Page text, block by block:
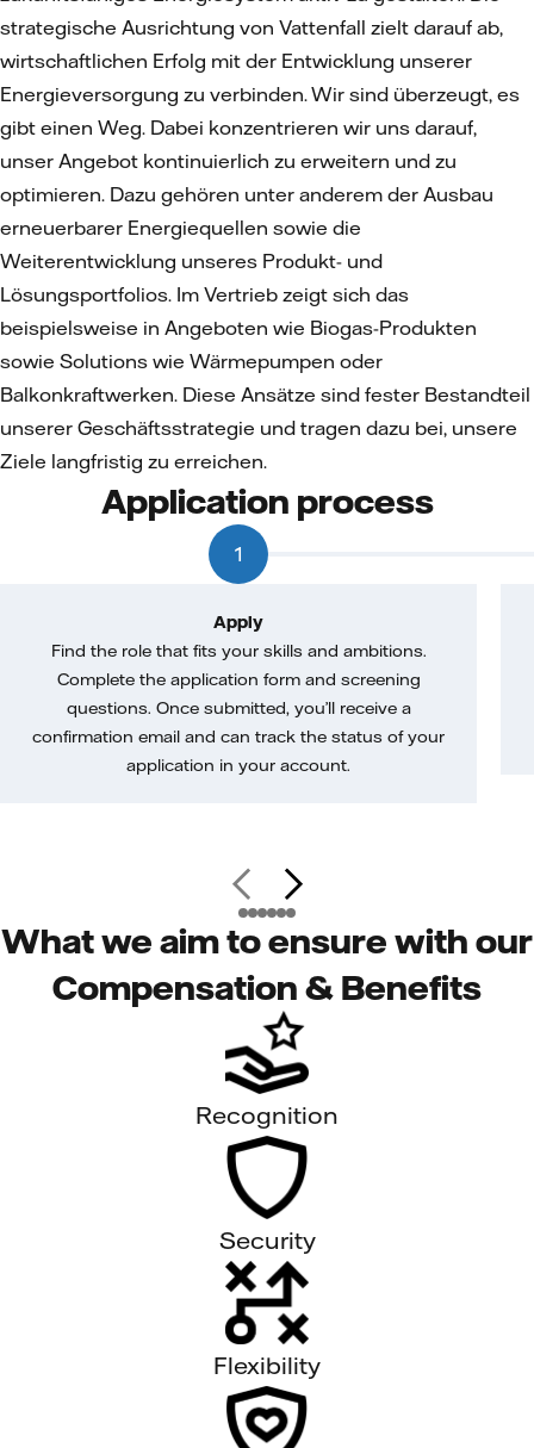
strategische Ausrichtung von Vattenfall zielt darauf ab,
wirtschaftlichen Erfolg mit der Entwicklung unserer
Energieversorgung zu verbinden. Wir sind überzeugt, es
gibt einen Weg. Dabei konzentrieren wir uns darauf,
unser Angebot kontinuierlich zu erweitern und zu
optimieren. Dazu gehören unter anderem der Ausbau
erneuerbarer Energiequellen sowie die
Weiterentwicklung unseres Produkt- und
Lösungsportfolios. Im Vertrieb zeigt sich das
beispielsweise in Angeboten wie Biogas-Produkten
sowie Solutions wie Wärmepumpen oder
Balkonkraftwerken. Diese Ansätze sind fester Bestandteil
unserer Geschäftsstrategie und tragen dazu bei, unsere
Ziele langfristig zu erreichen.
Application process
1
Apply
Find the role that fits your skills and ambitions.
Complete the application form and screening
questions. Once submitted, you’ll receive a
confirmation email and can track the status of your
application in your account.
What we aim to ensure with our
Compensation & Benefits
Recognition
Security
Flexibility